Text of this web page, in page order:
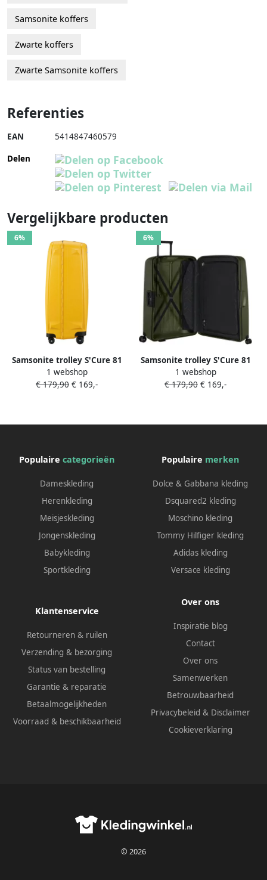
Samsonite koffers
Zwarte koffers
Zwarte Samsonite koffers
Referenties
EAN 5414847460579
Delen
Vergelijkbare producten
6%
Samsonite trolley S'Cure 81
cm. geel
1 webshop
€ 179,90 € 169,-
6%
Samsonite trolley S'Cure 81
cm. kaki
1 webshop
€ 179,90 € 169,-
Populaire categorieën
Dameskleding
Herenkleding
Meisjeskleding
Jongenskleding
Babykleding
Sportkleding
Populaire merken
Dolce & Gabbana kleding
Dsquared2 kleding
Moschino kleding
Tommy Hilfiger kleding
Adidas kleding
Versace kleding
Klantenservice
Retourneren & ruilen
Verzending & bezorging
Status van bestelling
Garantie & reparatie
Betaalmogelijkheden
Voorraad & beschikbaarheid
Over ons
Inspiratie blog
Contact
Over ons
Samenwerken
Betrouwbaarheid
Privacybeleid & Disclaimer
Cookieverklaring
© 2026